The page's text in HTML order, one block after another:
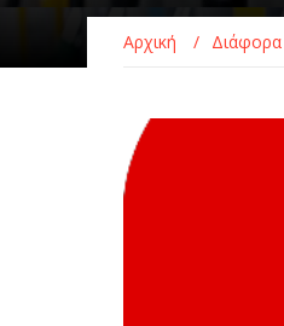
Αρχική / Διάφορα